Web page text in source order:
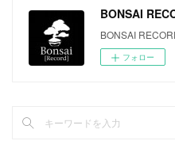
BONSAI
BONSAI
フォロー